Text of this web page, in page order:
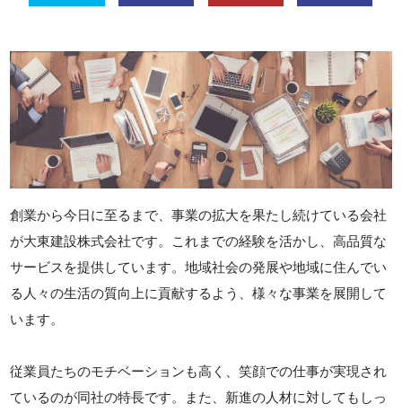
創業から今日に至るまで、事業の拡大を果たし続けている会社
が大東建設株式会社です。これまでの経験を活かし、高品質な
サービスを提供しています。地域社会の発展や地域に住んでい
る人々の生活の質向上に貢献するよう、様々な事業を展開して
います。
従業員たちのモチベーションも高く、笑顔での仕事が実現され
ているのが同社の特長です。また、新進の人材に対してもしっ